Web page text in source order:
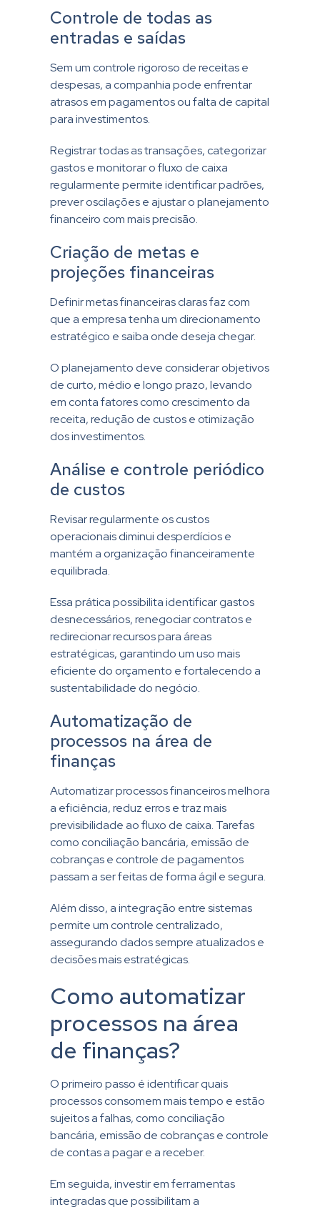
Controle de todas as
entradas e saídas
Sem um controle rigoroso de receitas e
despesas, a companhia pode enfrentar
atrasos em pagamentos ou falta de capital
para investimentos.
Registrar todas as transações, categorizar
gastos e monitorar o fluxo de caixa
regularmente permite identificar padrões,
prever oscilações e ajustar o planejamento
financeiro com mais precisão.
Criação de metas e
projeções financeiras
Definir metas financeiras claras faz com
que a empresa tenha um direcionamento
estratégico e saiba onde deseja chegar.
O planejamento deve considerar objetivos
de curto, médio e longo prazo, levando
em conta fatores como crescimento da
receita, redução de custos e otimização
dos investimentos.
Análise e controle periódico
de custos
Revisar regularmente os custos
operacionais diminui desperdícios e
mantém a organização financeiramente
equilibrada.
Essa prática possibilita identificar gastos
desnecessários, renegociar contratos e
redirecionar recursos para áreas
estratégicas, garantindo um uso mais
eficiente do orçamento e fortalecendo a
sustentabilidade do negócio.
Automatização de
processos na área de
finanças
Automatizar processos financeiros melhora
a eficiência, reduz erros e traz mais
previsibilidade ao fluxo de caixa. Tarefas
como conciliação bancária, emissão de
cobranças e controle de pagamentos
passam a ser feitas de forma ágil e segura.
Além disso, a integração entre sistemas
permite um controle centralizado,
assegurando dados sempre atualizados e
decisões mais estratégicas.
Como automatizar
processos na área
de finanças?
O primeiro passo é identificar quais
processos consomem mais tempo e estão
sujeitos a falhas, como conciliação
bancária, emissão de cobranças e controle
de contas a pagar e a receber.
Em seguida, investir em ferramentas
integradas que possibilitam a